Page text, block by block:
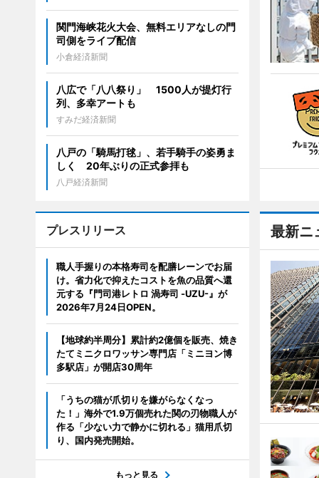
最新ニ
関門海峡花火大会、無料エリアなしの門
司側をライブ配信
小倉経済新聞
八広で「八八祭り」 1500人が提灯行
列、多幸アートも
すみだ経済新聞
八戸の「騎馬打毬」、若手騎手の姿勇ま
しく 20年ぶりの正式参拝も
八戸経済新聞
プレスリリース
職人手握りの本格寿司を配膳レーンでお届
け。省力化で抑えたコストを魚の品質へ還
元する『門司港レトロ 渦寿司 -UZU-』が
2026年7月24日OPEN。
【地球約半周分】累計約2億個を販売、焼き
たてミニクロワッサン専門店「ミニヨン博
多駅店」が開店30周年
「うちの猫が爪切りを嫌がらなくなっ
た！」海外で1.9万個売れた関の刃物職人が
作る「少ない力で静かに切れる」猫用爪切
り、国内発売開始。
もっと見る